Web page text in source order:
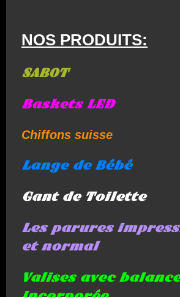
NOS PRODUITS:
SABOT
Baskets LED
Chiffons suisse
Lange de Bébé
Gant de Toilette
Les parures
et normal
Valises avec balance